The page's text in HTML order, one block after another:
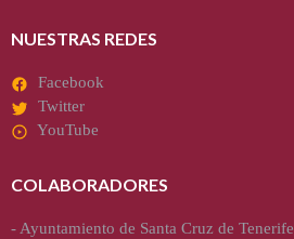
NUESTRAS REDES
Facebook
Twitter
YouTube
COLABORADORES
-Ayuntamiento de Santa Cruz de Tenerife